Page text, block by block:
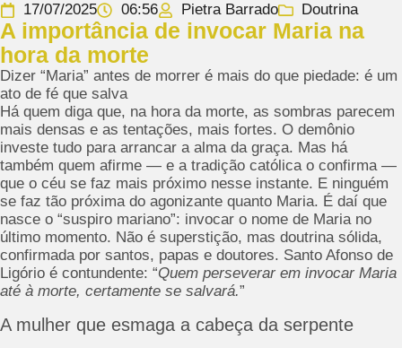
17/07/2025 06:56 Pietra Barrado Doutrina
A importância de invocar Maria na
hora da morte
Dizer “Maria” antes de morrer é mais do que piedade: é um
ato de fé que salva
Há quem diga que, na hora da morte, as sombras parecem
mais densas e as tentações, mais fortes. O demônio
investe tudo para arrancar a alma da graça. Mas há
também quem afirme — e a tradição católica o confirma —
que o céu se faz mais próximo nesse instante. E ninguém
se faz tão próxima do agonizante quanto Maria. É daí que
nasce o “suspiro mariano”: invocar o nome de Maria no
último momento. Não é superstição, mas doutrina sólida,
confirmada por santos, papas e doutores. Santo Afonso de
Ligório é contundente: “Quem perseverar em invocar Maria
até à morte, certamente se salvará.”
A mulher que esmaga a cabeça da serpente